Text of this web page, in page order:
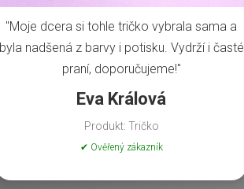
"Moje dcera si tohle tričko vybrala sama a
byla nadšená z barvy i potisku. Vydrží i časté
praní, doporučujeme!"
Eva Králová
Produkt: Tričko
✔ Ověřený zákazník